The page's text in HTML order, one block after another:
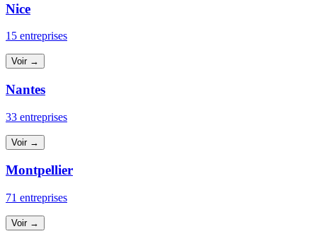
Nice
15 entreprises
Voir →
Nantes
33 entreprises
Voir →
Montpellier
71 entreprises
Voir →